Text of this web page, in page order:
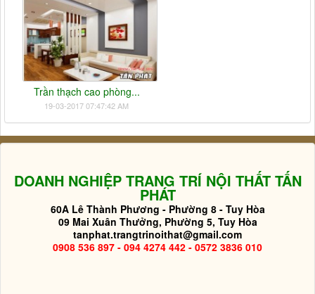
Trần thạch cao phòng...
19-03-2017 07:47:42 AM
DOANH NGHIỆP TRANG TRÍ NỘI THẤT TẤN
PHÁT
60A Lê Thành Phương - Phường 8 - Tuy Hòa
09 Mai Xuân Thưởng, Phường 5, Tuy Hòa
tanphat.trangtrinoithat@gmail.com
0908 536 897 - 094 4274 442 - 0572 3836 010